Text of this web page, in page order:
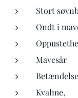
Stort
Ondt i
Mavesår
Kvalme,